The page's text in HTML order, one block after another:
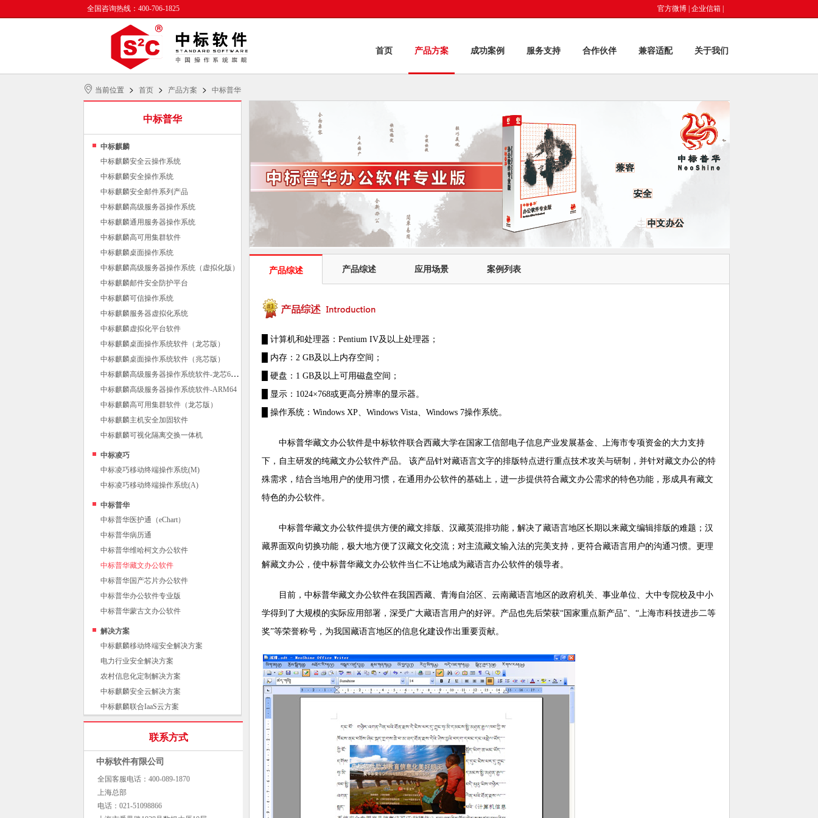
全国咨询热线：400-706-1825 官方微博 企业信箱
首页 产品方案 成功案例 服务支持 合作伙伴 兼容适配 关于我们
当前位置 > 首页 > 产品方案 > 中标普华
中标普华
中标麒麟
中标麒麟安全云操作系统
中标麒麟安全操作系统
中标麒麟安全邮件系列产品
中标麒麟高级服务器操作系统
中标麒麟通用服务器操作系统
中标麒麟高可用集群软件
中标麒麟桌面操作系统
中标麒麟高级服务器操作系统（虚拟化版）
中标麒麟邮件安全防护平台
中标麒麟可信操作系统
中标麒麟服务器虚拟化系统
中标麒麟虚拟化平台软件
中标麒麟桌面操作系统软件（龙芯版）
中标麒麟桌面操作系统软件（兆芯版）
中
标麒麟高级服务器操作系统软件-龙芯64位
中标麒麟高级服务器操作系统软件-ARM64
中标麒麟高可用集群软件（龙芯版）
中标麒麟主机安全加固软件
中标麒麟可视化隔离交换一体机
中标凌巧
中标凌巧移动终端操作系统(M)
中标凌巧移动终端操作系统(A)
中标普华
中标普华医护通（eChart）
中标普华病历通
中标普华维哈柯文办公软件
中标普华藏文办公软件
中标普华国产芯片办公软件
中标普华办公软件专业版
中标普华蒙古文办公软件
解决方案
中标麒麟移动终端安全解决方案
电力行业安全解决方案
农村信息化定制解决方案
中标麒麟安全云解决方案
中标麒麟联合IaaS云方案
联系方式
中标软件有限公司
全国客服电话：400-089-1870
上海总部
电话：021-51098866
产品综述 产品综述 应用场景 案例列表
█ 计算机和处理器：Pentium IV及以上处理器；
█ 内存：2 GB及以上内存空间；
█ 硬盘：1 GB及以上可用磁盘空间；
█ 显示：1024×768或更高分辨率的显示器。
█ 操作系统：Windows XP、Windows Vista、Windows 7操作系统。
中标普华藏文办公软件是中标软件联合西藏大学在国家工信部电子信息产业发展基金、上海市专项资金的大力支持
下，自主研发的纯藏文办公软件产品。 该产品针对藏语言文字的排版特点进行重点技术攻关与研制，并针对藏文办公的特
殊需求，结合当地用户的使用习惯，在通用办公软件的基础上，进一步提供符合藏文办公需求的特色功能，形成具有藏文
特色的办公软件。
中标普华藏文办公软件提供方便的藏文排版、汉藏英混排功能，解决了藏语言地区长期以来藏文编辑排版的难题；汉
藏界面双向切换功能，极大地方便了汉藏文化交流；对主流藏文输入法的完美支持，更符合藏语言用户的沟通习惯。更理
解藏文办公，使中标普华藏文办公软件当仁不让地成为藏语言办公软件的领导者。
目前，中标普华藏文办公软件在我国西藏、青海自治区、云南藏语言地区的政府机关、事业单位、大中专院校及中小
学得到了大规模的实际应用部署，深受广大藏语言用户的好评。产品也先后荣获“国家重点新产品”、“上海市科技进步二等
奖”等荣誉称号，为我国藏语言地区的信息化建设作出重要贡献。